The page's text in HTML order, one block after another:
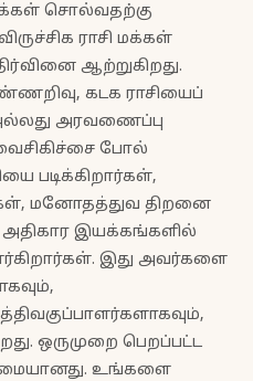
சொல்வதற்கு
ராசி மக்கள்
ஆற்றுகிறது.
கடக ராசியைப்
அரவணைப்பு
போல்
படிக்கிறார்கள்,
மனோதத்துவ திறனை
அதிகார இயக்கங்களில்
இது அவர்களை
ஒருமுறை பெறப்பட்ட
உங்களை